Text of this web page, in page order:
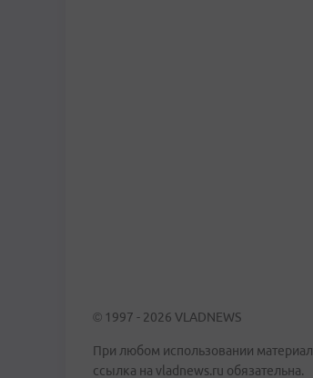
© 1997 - 2026 VLADNEWS
При любом использовании
ссылка на vladnews.ru обязательна.